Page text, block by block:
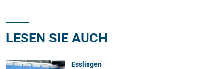
LESEN SIE AUCH
Esslingen